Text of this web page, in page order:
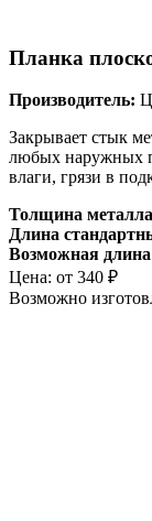
Планка
Производитель:
Закрывает стык
любых наружных
влаги, грязи в
Толщина
Длина
Возможная длина
Цена: от 340 ₽
Возможно